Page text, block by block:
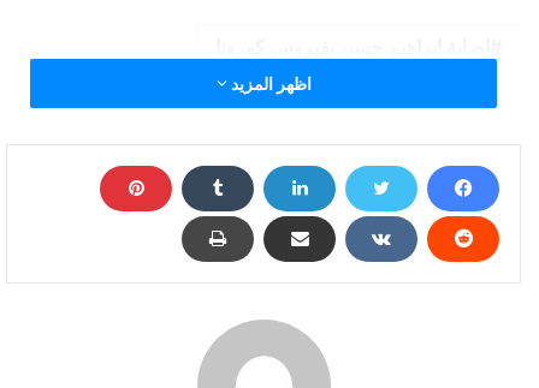
اظهر المزيد